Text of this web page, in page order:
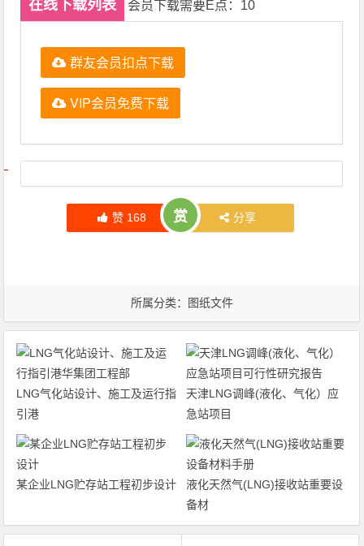
会员下载需要E点：10
群友会员扣点下载
VIP会员免费下载
文章导航
赞 168 赏 分享
所属分类： 图纸文件
LNG气化站设计、施工及运行指
引港
天津LNG调峰(液化、气化）应
急站项目
某企业LNG贮存站工程初步设计
液化天然气(LNG)接收站重要设
备材